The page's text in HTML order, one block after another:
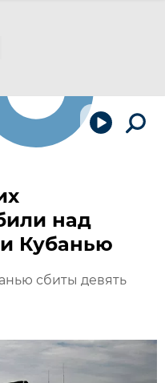
над
Кубанью
сбиты девять